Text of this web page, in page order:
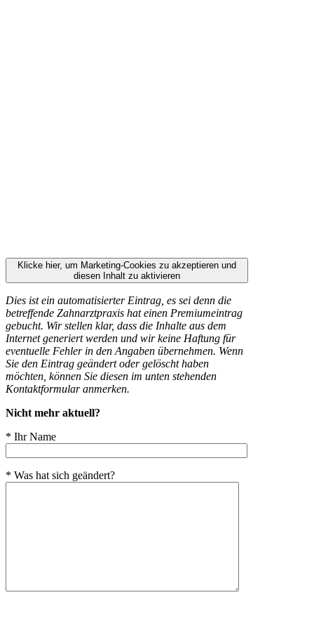
Klicke hier, um Marketing-Cookies zu akzeptieren und
diesen Inhalt zu aktivieren
Dies ist ein automatisierter Eintrag, es sei denn die
betreffende Zahnarztpraxis hat einen Premiumeintrag
gebucht. Wir stellen klar, dass die Inhalte aus dem
Internet generiert werden und wir keine Haftung für
eventuelle Fehler in den Angaben übernehmen. Wenn
Sie den Eintrag geändert oder gelöscht haben
möchten, können Sie diesen im unten stehenden
Kontaktformular anmerken.
Nicht mehr aktuell?
* Ihr Name
* Was hat sich geändert?